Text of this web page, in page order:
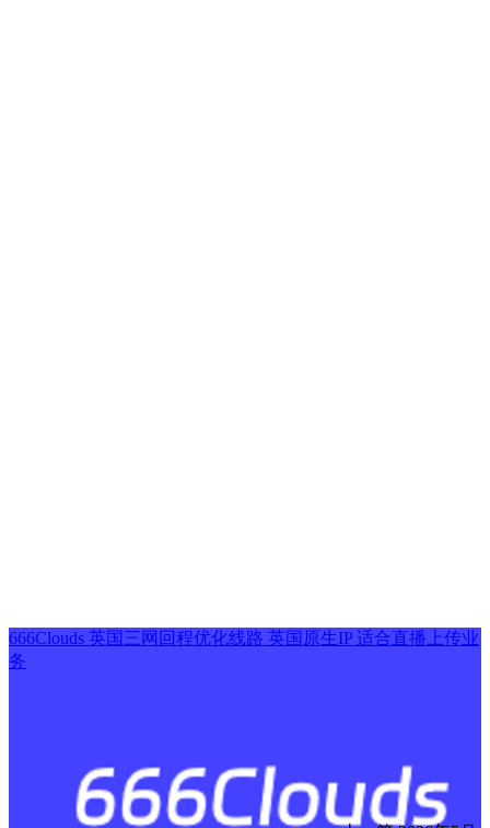
666Clouds 英国三网回程优化线路 英国原生IP 适合直播上传业
务